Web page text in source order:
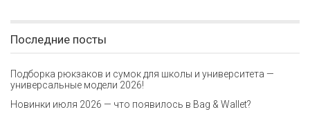
Последние посты
Подборка рюкзаков и сумок для школы и университета —
универсальные модели 2026!
Новинки июля 2026 — что появилось в Bag & Wallet?